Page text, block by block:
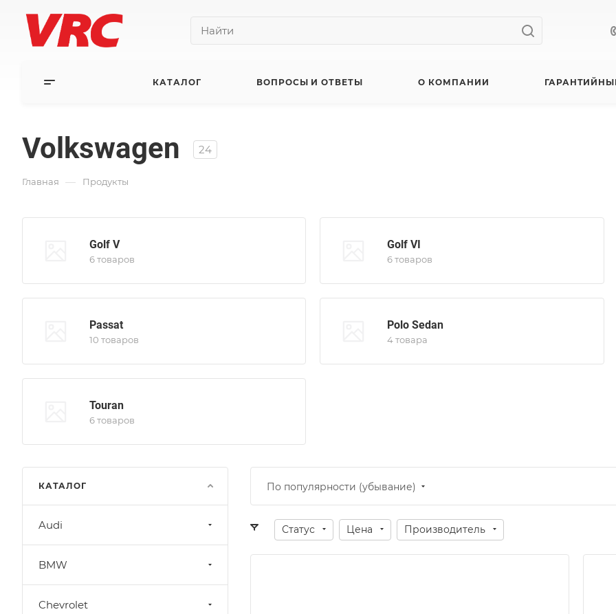
КАТАЛОГ ВОПРОСЫ И ОТВЕТЫ О КОМПАНИИ
Volkswagen 24
Главная — Продукты
Golf V
6 товаров
Golf VI
6 товаров
Passat
10 товаров
Polo Sedan
4 товара
Touran
6 товаров
По популярности (убывание)
Статус Цена Производитель
КАТАЛОГ
Audi
BMW
Chevrolet